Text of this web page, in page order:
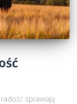
sprawiają